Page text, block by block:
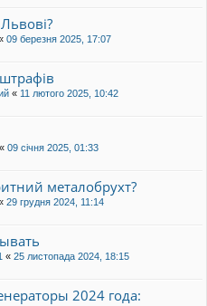
09 березня 2025, 17:07
« 11 лютого 2025, 10:42
« 09 січня 2025, 01:33
металобрухт?
29 грудня 2024, 11:14
« 25 листопада 2024, 18:15
2024 года: